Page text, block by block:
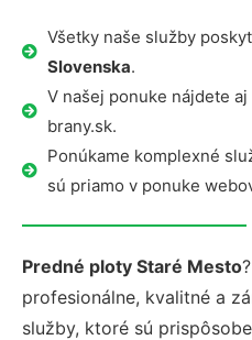
Všetky naše služby
Slovenska.
V našej ponuke nájdete
brany.sk.
Ponúkame komplexné
sú priamo v ponuke
Predné ploty Staré Mesto
profesionálne, kvalitné a
služby, ktoré sú